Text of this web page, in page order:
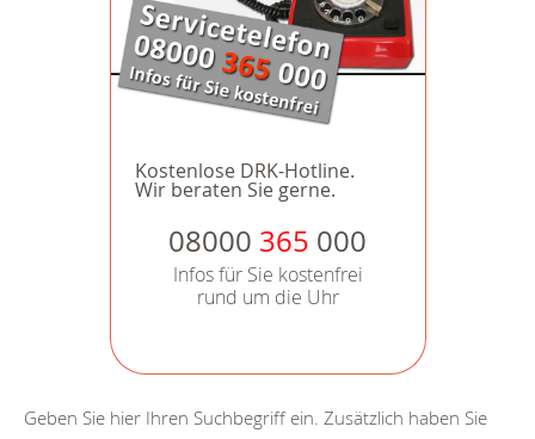
Kostenlose DRK-Hotline.
Wir beraten Sie gerne.
08000 365 000
Infos für Sie kostenfrei
rund um die Uhr
Geben Sie hier Ihren Suchbegriff ein. Zusätzlich haben Sie